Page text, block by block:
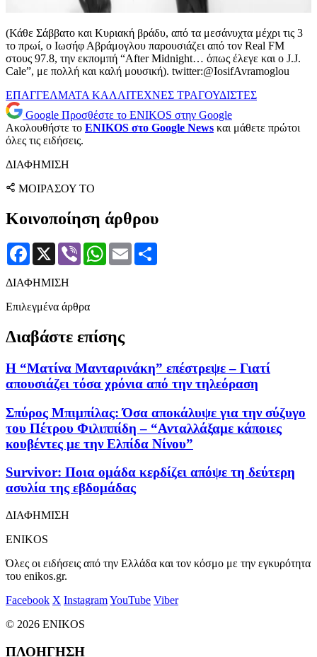
(Κάθε Σάββατο και Κυριακή βράδυ, από τα μεσάνυχτα μέχρι τις 3
το πρωί, ο Ιωσήφ Αβράμογλου παρουσιάζει από τον Real FM
στους 97.8, την εκπομπή “After Midnight… όπως έλεγε και ο J.J.
Cale”, με πολλή και καλή μουσική). twitter:@IosifAvramoglou
ΕΠΑΓΓΕΛΜΑΤΑ ΚΑΛΛΙΤΕΧΝΕΣ ΤΡΑΓΟΥΔΙΣΤΕΣ
Google Προσθέστε το ENIKOS στην Google
Ακολουθήστε το ENIKOS στο Google News και μάθετε πρώτοι
όλες τις ειδήσεις.
ΔΙΑΦΗΜΙΣΗ
ΜΟΙΡΑΣΟΥ ΤΟ
Κοινοποίηση άρθρου
Facebook
X Viber WhatsApp
Email
ΔΙΑΦΗΜΙΣΗ
Επιλεγμένα άρθρα
Διαβάστε επίσης
Η “Ματίνα Μανταρινάκη” επέστρεψε – Γιατί
απουσιάζει τόσα χρόνια από την τηλεόραση
Σπύρος Μπιμπίλας: Όσα αποκάλυψε για την σύζυγο
του Πέτρου Φιλιππίδη – “Ανταλλάξαμε κάποιες
κουβέντες με την Ελπίδα Νίνου”
Survivor: Ποια ομάδα κερδίζει απόψε τη δεύτερη
ασυλία της εβδομάδας
ΔΙΑΦΗΜΙΣΗ
ENIKOS
Όλες οι ειδήσεις από την Ελλάδα και τον κόσμο με την εγκυρότητα
του enikos.gr.
Facebook X InstagramYouTube Viber
© 2026 ENIKOS
ΠΛΟΗΓΗΣΗ